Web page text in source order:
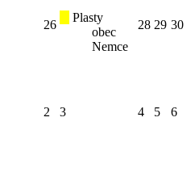
26
Plasty
obec
Nemce
28 29 30
2 3 4 5 6